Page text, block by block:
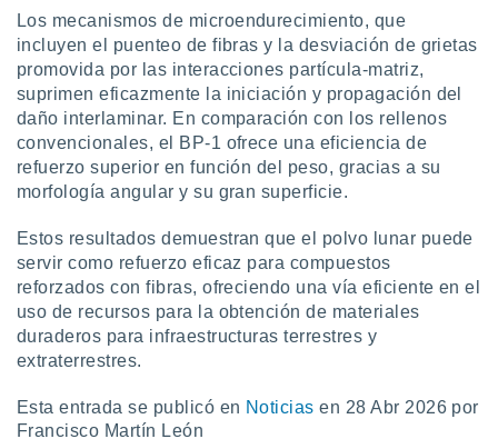
Los mecanismos de microendurecimiento, que
incluyen el puenteo de fibras y la desviación de grietas
promovida por las interacciones partícula-matriz,
suprimen eficazmente la iniciación y propagación del
daño interlaminar. En comparación con los rellenos
convencionales, el BP-1 ofrece una eficiencia de
refuerzo superior en función del peso, gracias a su
morfología angular y su gran superficie.
Estos resultados demuestran que el polvo lunar puede
servir como refuerzo eficaz para compuestos
reforzados con fibras, ofreciendo una vía eficiente en el
uso de recursos para la obtención de materiales
duraderos para infraestructuras terrestres y
extraterrestres.
Esta entrada se publicó en Noticias en 28 Abr 2026 por
Francisco Martín León